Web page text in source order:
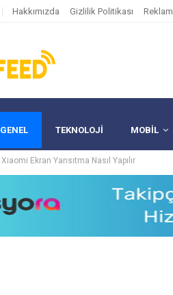
Hakkımızda Gizlilik Politikası Reklam
GENEL TEKNOLOJİ MOBIL
Xiaomi Ekran Yansıtma Nasıl Yapılır